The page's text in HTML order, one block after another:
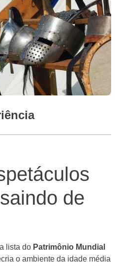
de
lista do Patrimônio Mundial
o ambiente da idade média